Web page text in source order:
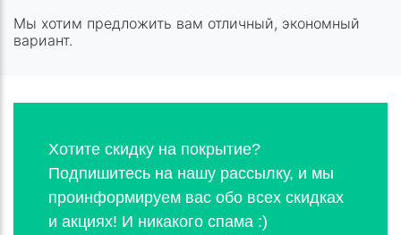
Мы хотим предложить вам отличный, экономный
вариант.
Хотите скидку на покрытие?
Подпишитесь на нашу рассылку, и мы
проинформируем вас обо всех скидках
и акциях! И никакого спама :)